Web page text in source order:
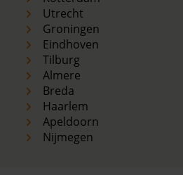
Utrecht
Groningen
Eindhoven
Tilburg
Almere
Breda
Haarlem
Apeldoorn
Nijmegen